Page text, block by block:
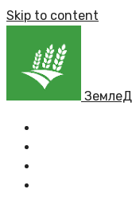
Skip to content